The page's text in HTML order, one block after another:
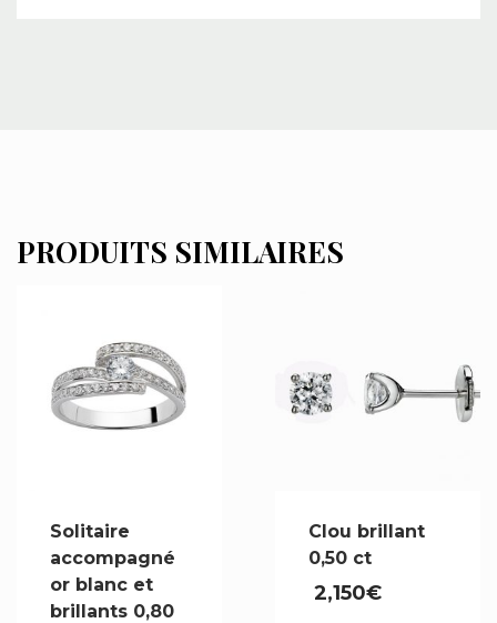
PRODUITS SIMILAIRES
Solitaire
accompagné
or blanc et
brillants 0,80
Clou brillant
0,50 ct
2,150€